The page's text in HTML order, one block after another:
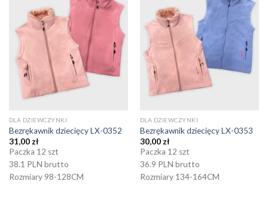
DLA DZIEWCZYNKI
Bezrękawnik dziecięcy LX-0352
31,00 zł
Paczka 12 szt
38.1 PLN brutto
Rozmiary 98-128CM
DLA DZIEWCZYNKI
Bezrękawnik dziecięcy LX-0353
30,00 zł
Paczka 12 szt
36.9 PLN brutto
Rozmiary 134-164CM